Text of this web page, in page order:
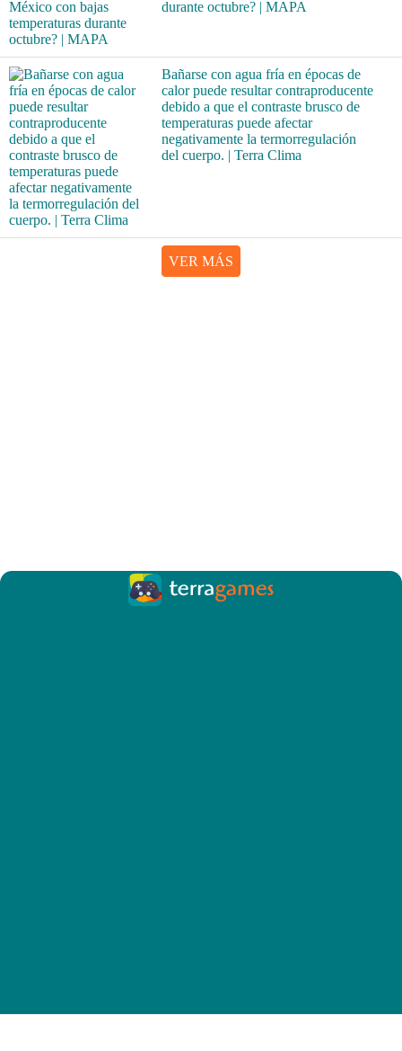
durante octubre? | MAPA
Bañarse con agua fría en épocas de
calor puede resultar contraproducente
debido a que el contraste brusco de
temperaturas puede afectar
negativamente la termorregulación
del cuerpo. | Terra Clima
VER MÁS